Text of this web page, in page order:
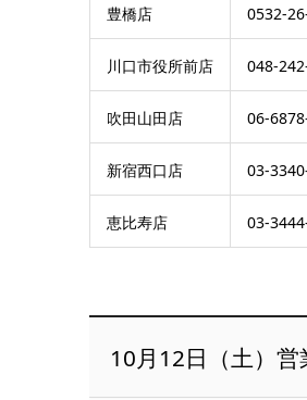
豊橋店 0532-
川口市役所前店 048-
吹田山田店 06-
新宿西口店 03-
恵比寿店 03-
10月12日（土）